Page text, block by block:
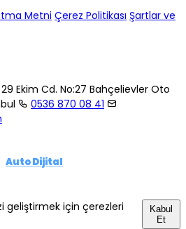
Metni Çerez Politikası Şartlar ve
Ekim Cd. No:27 Bahçelievler Oto
0536 870 08 41
Auto Dijital
geliştirmek için çerezleri
Kabul
Et